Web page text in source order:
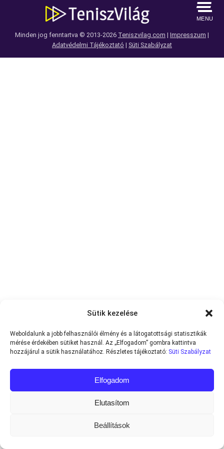
Sütik kezelése
Weboldalunk a jobb felhasználói élmény és a látogatottsági statisztikák
mérése érdekében sütiket használ. Az „Elfogadom” gombra kattintva
hozzájárul a sütik használatához. Részletes tájékoztató: Süti Szabályzat
Elfogadom
Elutasítom
Beállítások
MENU
Minden jog fenntartva © 2013-2026 Teniszvilag.com | Impresszum |
Adatvédelmi Tájékoztató | Süti Szabályzat